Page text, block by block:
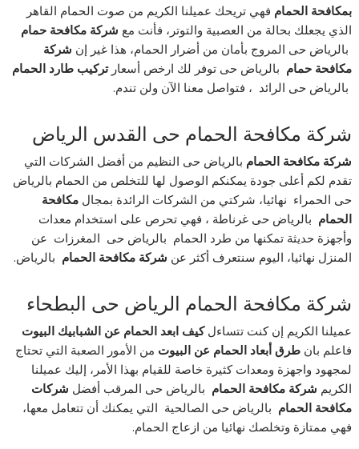
بمكافحة الحمام فهي تريحك عميلنا الكريم من صوت الحمام القاهر
الذي يجعلك بحالة من العصبية والتوتر، فأنت مع شركة مكافحة حمام
بالرياض حى المروج بأمان من أضرار الحمام، هذا غير إن شركة
مكافحة حمام بالرياض حى توفر لك ارخص أسعارتركيب طارد الحمام
بالرياض حى الرائد ، فتواصل معنا الآن ولن تندم.
شركة مكافحة الحمام حى القدس الرياض
شركة مكافحة الحمام بالرياض حى النظيم من أفضل الشركات التي
تقدم لكم أعلى جودة يمكنكم الوصول لها للتخلص من الحمام بالرياض
حى الحمراء نهائيا، شركتي من الشركات الرائدة بمجالمكافحة
الحمام بالرياض حى غرناطة ، فهي تحرص على استخدام معدات
وأجهزة حديثة تمكنها من طرد الحمام بالرياض حى المغرزات عن
المنزل نهائيا، اليوم سنتعرف أكثر عن شركة مكافحة الحمام بالرياض.
شركة مكافحة الحمام الرياض حى البطحاء
عميلنا الكريم إن كنت تتساءلكيف ابعد الحمام عن الشبابيك البيوت
فاعلم بانطرق أبعاد الحمام عن البيوت من الأمور الصعبة التي تحتاج
لمجهود واجهزة ومعدات كثيرة خاصة للقيام بهذا الأمر، إليك عميلنا
الكريم شركة مكافحة الحمام بالرياض حى المرقب أفضل شركات
مكافحة الحمام بالرياض حى الصالحية التي يمكنك أن تتعامل معها،
فهي ممتازة وتخلصك نهائيا من ازعاج الحمام.